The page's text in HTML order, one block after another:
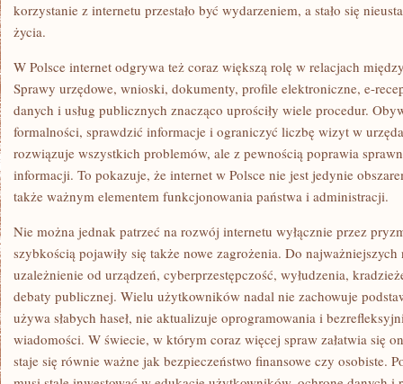
korzystanie z internetu przestało być wydarzeniem, a stało się
życia.
W Polsce internet odgrywa też coraz większą rolę w relacjach
Sprawy urzędowe, wnioski, dokumenty, profile elektroniczne, e-
danych i usług publicznych znacząco uprościły wiele procedur.
formalności, sprawdzić informacje i ograniczyć liczbę wizyt w
rozwiązuje wszystkich problemów, ale z pewnością poprawia
informacji. To pokazuje, że internet w Polsce nie jest jedynie
także ważnym elementem funkcjonowania państwa i administracji.
Nie można jednak patrzeć na rozwój internetu wyłącznie przez
szybkością pojawiły się także nowe zagrożenia. Do
uzależnienie od urządzeń, cyberprzestępczość, wyłudzenia,
debaty publicznej. Wielu użytkowników nadal nie zachowuje
używa słabych haseł, nie aktualizuje oprogramowania i
wiadomości. W świecie, w którym coraz więcej spraw załatwia się
staje się równie ważne jak bezpieczeństwo finansowe czy osobiste.